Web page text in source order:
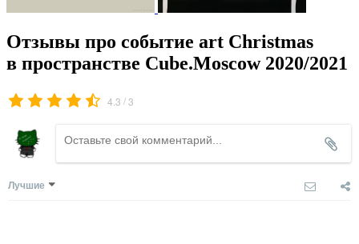
Отзывы про событие art Christmas
в пространстве Cube.Moscow 2020/2021
4.3 /3
Лучшие